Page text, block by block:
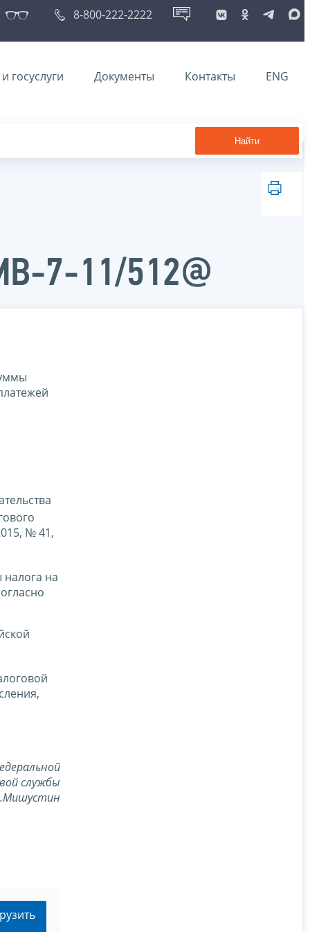
8-800-222-2222
госуслуги Документы Контакты ENG
Найти
7-11/512@
№ 41,
на
службы